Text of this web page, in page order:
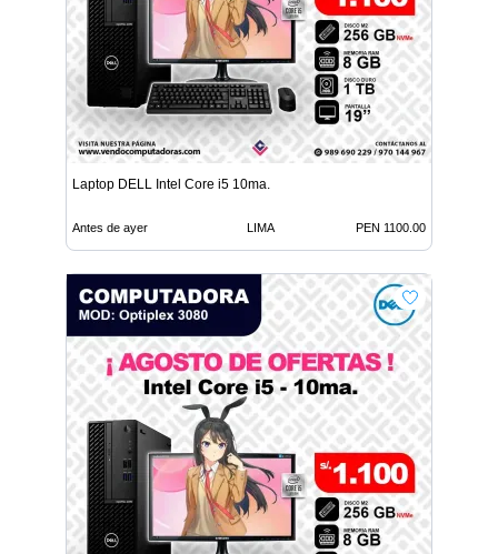
Laptop DELL Intel Core i5 10ma.
Antes de ayer LIMA PEN 1100.00